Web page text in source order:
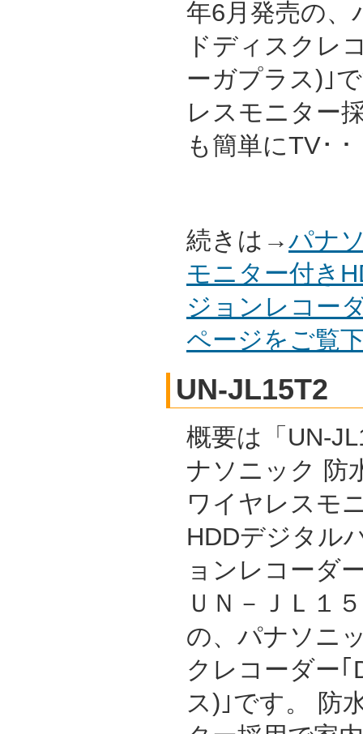
年6月発売の、
ドディスクレ
ーガプラス)｣
レスモニター
も簡単にTV･
続きは→パナ
モニター付き
ジョンレコー
ページをご覧
UN-JL15T2
概要は「UN-
ナソニック 防
ワイヤレスモ
HDDデジタル
ョンレコーダ
ＵＮ－ＪＬ１
の、パナソニ
クレコーダー
ス)｣です。 防